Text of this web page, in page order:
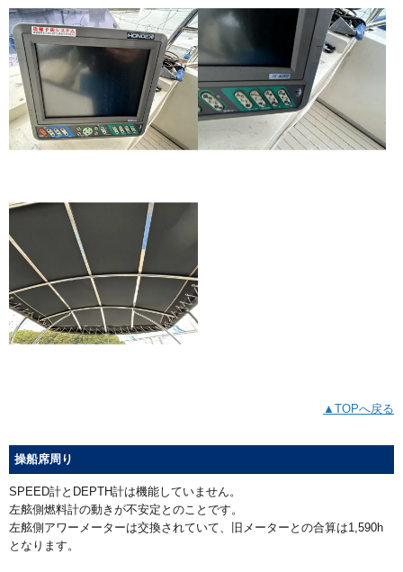
▲TOPへ戻る
操船席周り
SPEED計とDEPTH計は機能していません。
左舷側燃料計の動きが不安定とのことです。
左舷側アワーメーターは交換されていて、旧メーターとの合算は1,590h
となります。